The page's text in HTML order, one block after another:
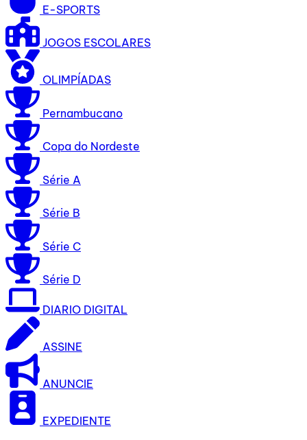
E-SPORTS
JOGOS ESCOLARES
OLIMPÍADAS
Pernambucano
Copa do Nordeste
Série A
Série B
Série C
Série D
DIARIO DIGITAL
ASSINE
ANUNCIE
EXPEDIENTE